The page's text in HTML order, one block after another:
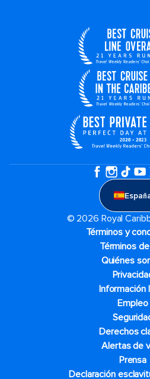
© 2026 Royal
Términos y
Términos
Quiénes
Información
Empleo
Derechos
Alertas de
Prensa
Declaración